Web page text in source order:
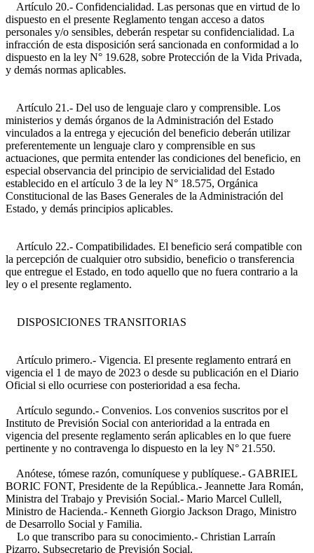
Artículo 20.- Confidencialidad. Las personas que en virtud de lo
dispuesto en el presente Reglamento tengan acceso a datos
personales y/o sensibles, deberán respetar su confidencialidad. La
infracción de esta disposición será sancionada en conformidad a lo
dispuesto en la ley N° 19.628, sobre Protección de la Vida Privada,
y demás normas aplicables.
Artículo 21.- Del uso de lenguaje claro y comprensible. Los
ministerios y demás órganos de la Administración del Estado
vinculados a la entrega y ejecución del beneficio deberán utilizar
preferentemente un lenguaje claro y comprensible en sus
actuaciones, que permita entender las condiciones del beneficio, en
especial observancia del principio de servicialidad del Estado
establecido en el artículo 3 de la ley N° 18.575, Orgánica
Constitucional de las Bases Generales de la Administración del
Estado, y demás principios aplicables.
Artículo 22.- Compatibilidades. El beneficio será compatible con
la percepción de cualquier otro subsidio, beneficio o transferencia
que entregue el Estado, en todo aquello que no fuera contrario a la
ley o el presente reglamento.
DISPOSICIONES TRANSITORIAS
Artículo primero.- Vigencia. El presente reglamento entrará en
vigencia el 1 de mayo de 2023 o desde su publicación en el Diario
Oficial si ello ocurriese con posterioridad a esa fecha.
Artículo segundo.- Convenios. Los convenios suscritos por el
Instituto de Previsión Social con anterioridad a la entrada en
vigencia del presente reglamento serán aplicables en lo que fuere
pertinente y no contravenga lo dispuesto en la ley N° 21.550.
Anótese, tómese razón, comuníquese y publíquese.- GABRIEL
BORIC FONT, Presidente de la República.- Jeannette Jara Román,
Ministra del Trabajo y Previsión Social.- Mario Marcel Cullell,
Ministro de Hacienda.- Kenneth Giorgio Jackson Drago, Ministro
de Desarrollo Social y Familia.
Lo que transcribo para su conocimiento.- Christian Larraín
Pizarro, Subsecretario de Previsión Social.